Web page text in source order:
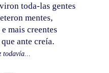
toda-las gentes
mentes,
mais creentes
ante creía.
todavía...